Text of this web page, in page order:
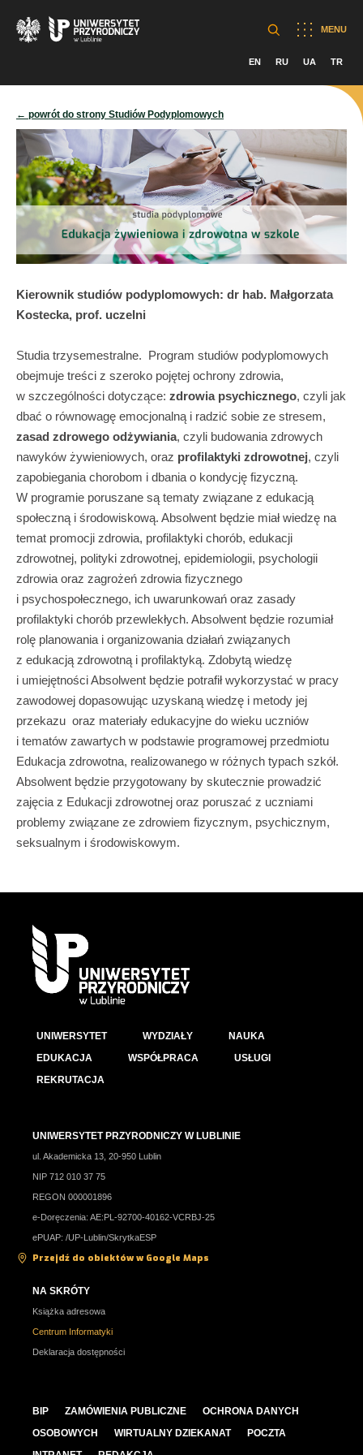
MENU
EN RU UA TR
← powrót do strony Studiów Podyplomowych
Kierownik studiów podyplomowych: dr hab. Małgorzata
Kostecka, prof. uczelni
Studia trzysemestralne. Program studiów podyplomowych
obejmuje treści z szeroko pojętej ochrony zdrowia,
w szczególności dotyczące: zdrowia psychicznego, czyli jak
dbać o równowagę emocjonalną i radzić sobie ze stresem,
zasad zdrowego odżywiania, czyli budowania zdrowych
nawyków żywieniowych, oraz profilaktyki zdrowotnej, czyli
zapobiegania chorobom i dbania o kondycję fizyczną.
W programie poruszane są tematy związane z edukacją
społeczną i środowiskową. Absolwent będzie miał wiedzę na
temat promocji zdrowia, profilaktyki chorób, edukacji
zdrowotnej, polityki zdrowotnej, epidemiologii, psychologii
zdrowia oraz zagrożeń zdrowia fizycznego
i psychospołecznego, ich uwarunkowań oraz zasady
profilaktyki chorób przewlekłych. Absolwent będzie rozumiał
rolę planowania i organizowania działań związanych
z edukacją zdrowotną i profilaktyką. Zdobytą wiedzę
i umiejętności Absolwent będzie potrafił wykorzystać w pracy
zawodowej dopasowując uzyskaną wiedzę i metody jej
przekazu oraz materiały edukacyjne do wieku uczniów
i tematów zawartych w podstawie programowej przedmiotu
Edukacja zdrowotna, realizowanego w różnych typach szkół.
Absolwent będzie przygotowany by skutecznie prowadzić
zajęcia z Edukacji zdrowotnej oraz poruszać z uczniami
problemy związane ze zdrowiem fizycznym, psychicznym,
seksualnym i środowiskowym.
UNIWERSYTET WYDZIAŁY
NAUKA
EDUKACJA
WSPÓŁPRACA
USŁUGI
REKRUTACJA
UNIWERSYTET PRZYRODNICZY W LUBLINIE
ul. Akademicka 13, 20-950 Lublin
NIP 712 010 37 75
REGON 000001896
e-Doręczenia: AE:PL-92700-40162-VCRBJ-25
ePUAP: /UP-Lublin/SkrytkaESP
Przejdź do obiektów w Google Maps
NA SKRÓTY
Książka adresowa
Centrum Informatyki
Deklaracja dostępności
BIP ZAMÓWIENIA PUBLICZNE
OCHRONA DANYCH
OSOBOWYCH
WIRTUALNY DZIEKANAT
POCZTA